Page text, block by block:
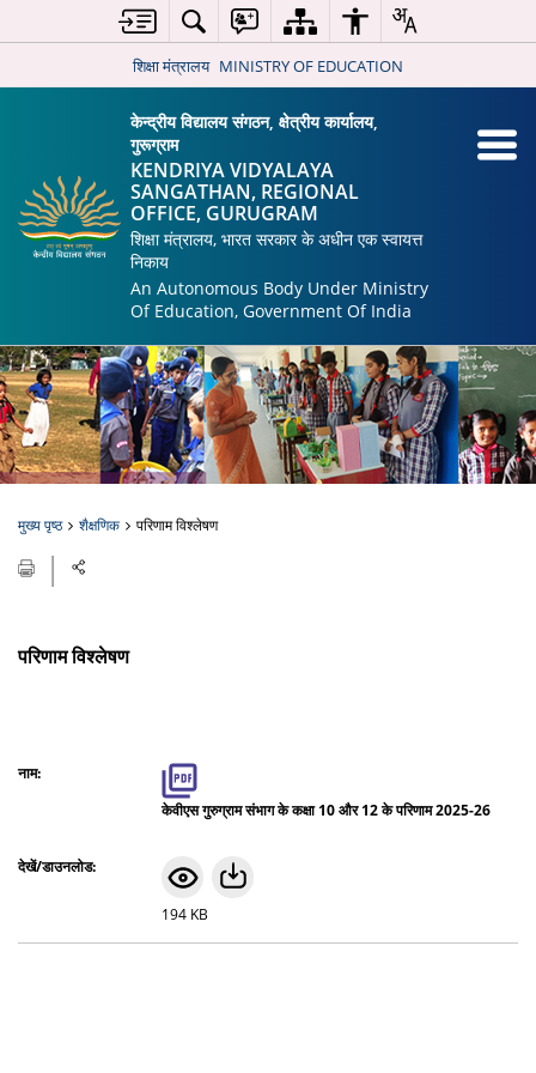
शिक्षा मंत्रालय MINISTRY OF EDUCATION
केन्द्रीय विद्यालय संगठन, क्षेत्रीय कार्यालय,
गुरूग्राम
KENDRIYA VIDYALAYA
SANGATHAN, REGIONAL
OFFICE, GURUGRAM
शिक्षा मंत्रालय, भारत सरकार के अधीन एक स्वायत्त
निकाय
An Autonomous Body Under Ministry
Of Education, Government Of India
मुख्य पृष्ठ शैक्षणिक परिणाम विश्लेषण
परिणाम विश्लेषण
केवीएस गुरुग्राम संभाग के कक्षा 10 और 12 के परिणाम 2025-26
194 KB